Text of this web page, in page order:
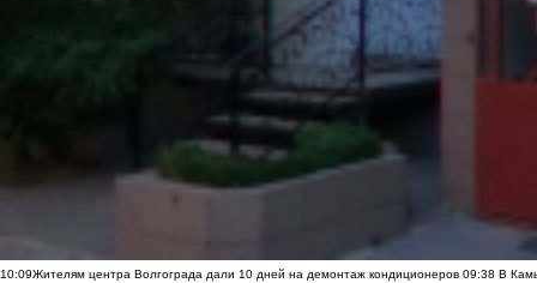
10:09Жителям центра Волгограда дали 10 дней на демонтаж кондиционеров 09:38 В